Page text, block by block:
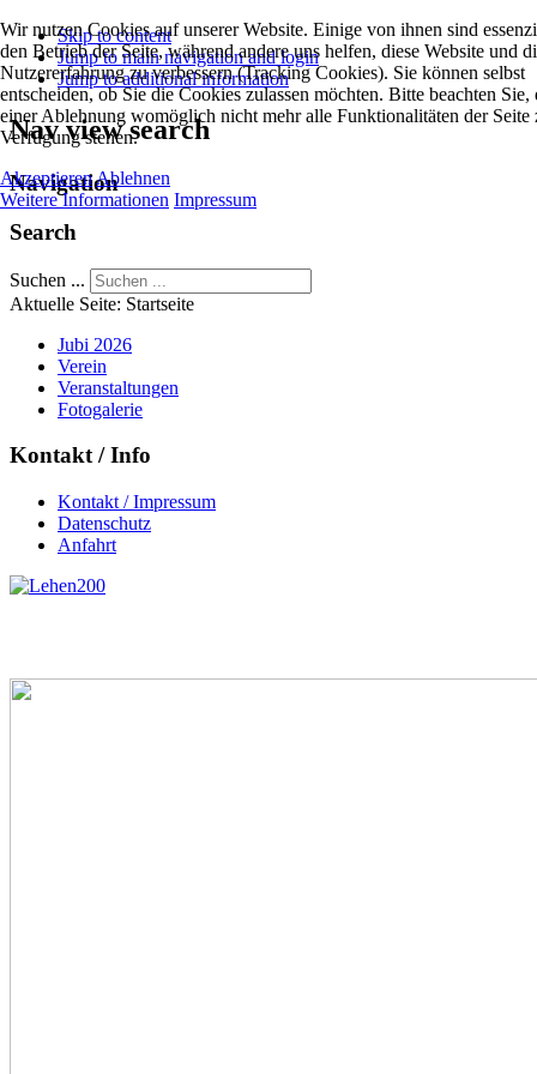
Skip to content
Jump to main navigation and login
Jump to additional information
Nav view search
Navigation
Search
Suchen ...
Aktuelle Seite: Startseite
Jubi 2026
Verein
Veranstaltungen
Fotogalerie
Kontakt / Info
Kontakt / Impressum
Datenschutz
Anfahrt
Wir nutzen Cookies auf unserer Website. Einige von ihnen sind
den Betrieb der Seite, während andere uns helfen, diese Website und
Nutzererfahrung zu verbessern (Tracking Cookies). Sie können selbst
entscheiden, ob Sie die Cookies zulassen möchten. Bitte beachten Sie,
einer Ablehnung womöglich nicht mehr alle Funktionalitäten der Seite
Verfügung stehen.
AkzeptierenAblehnen
Weitere Informationen Impressum